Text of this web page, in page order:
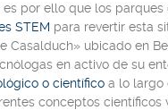
es por ello que los
STEM para revertir esta
Casalduch» ubicado en
en activo de su
o científico a lo largo
conceptos científicos